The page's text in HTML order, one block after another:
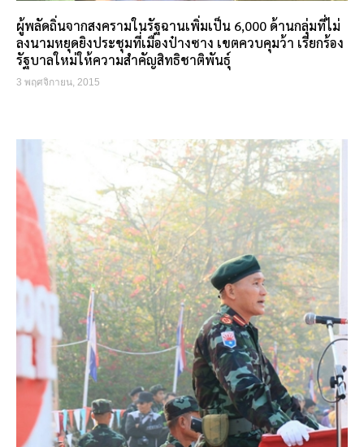
ผู้พลัดถิ่นจากสงครามในรัฐฉานเพิ่มเป็น 6,000 ด้านกลุ่มที่ไม่
ลงนามหยุดยิงประชุมที่เมืองป๋างซาง เขตควบคุมว้า เรียกร้อง
รัฐบาลใหม่ให้ความสำคัญสิทธิชาติพันธุ์
3 พฤศจิกายน, 2015